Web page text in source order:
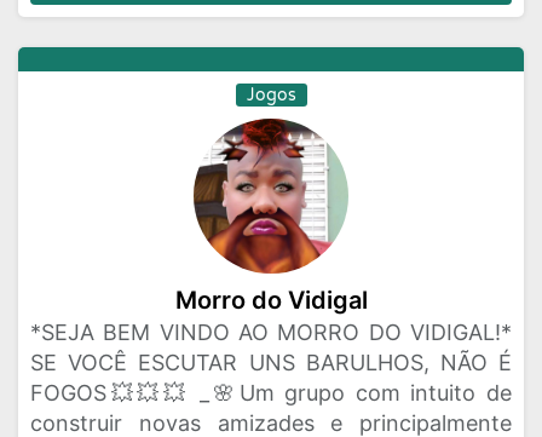
Jogos
Morro do Vidigal
*SEJA BEM VINDO AO MORRO DO VIDIGAL!*
SE VOCÊ ESCUTAR UNS BARULHOS, NÃO É
FOGOS💥💥💥 _🌸Um grupo com intuito de
construir novas amizades e principalmente